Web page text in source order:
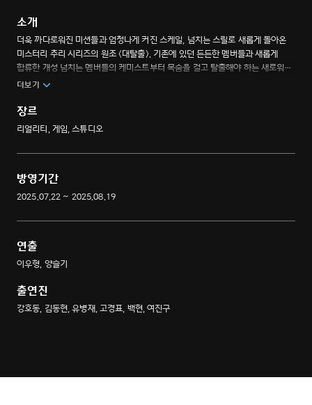
소개
더욱 까다로워진 미션들과 엄청나게 커진 스케일, 넘치는 스릴로 새롭게 돌아온
미스터리 추리 시리즈의 원조 <대탈출>. 기존에 있던 든든한 멤버들과 새롭게
합류한 개성 넘치는 멤버들의 케미스트부터 목숨을 걸고 탈출해야 하는 새로워진
세계관까지. 시공간을 초월하는 탈출 미션과 반전을 거듭하는 새로운 서스펜스
더보기
장르
리얼리티, 게임, 스튜디오
방영기간
2025.07.22 ~ 2025.08.19
연출
이우형, 양슬기
출연진
강호동, 김동현, 유병재, 고경표, 백현, 여진구